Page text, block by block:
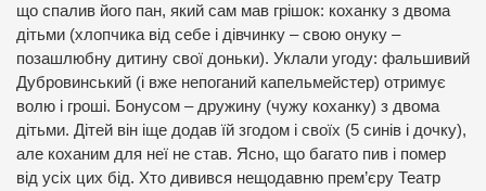
що спалив його пан, який сам мав грішок: коханку з двома
дітьми (хлопчика від себе і дівчинку – свою онуку –
позашлюбну дитину свої доньки). Уклали угоду: фальшивий
Дубровинський (і вже непоганий капельмейстер) отримує
волю і гроші. Бонусом – дружину (чужу коханку) з двома
дітьми. Дітей він іще додав їй згодом і своїх (5 синів і дочку),
але коханим для неї не став. Ясно, що багато пив і помер
від усіх цих бід. Хто дивився нещодавню прем’єру Театр